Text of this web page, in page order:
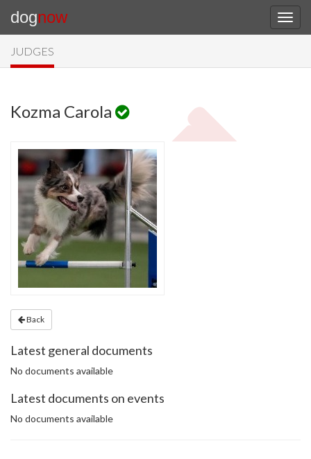
dognow
JUDGES
Kozma Carola
Back
Latest general documents
No documents available
Latest documents on events
No documents available